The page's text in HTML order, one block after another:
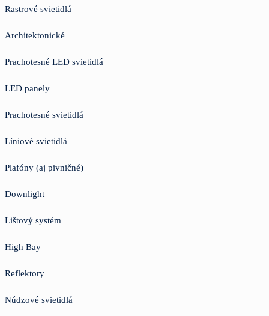
Rastrové svietidlá
Architektonické
Prachotesné LED svietidlá
LED panely
Prachotesné svietidlá
Líniové svietidlá
Plafóny (aj pivničné)
Downlight
Lištový systém
High Bay
Reflektory
Núdzové svietidlá